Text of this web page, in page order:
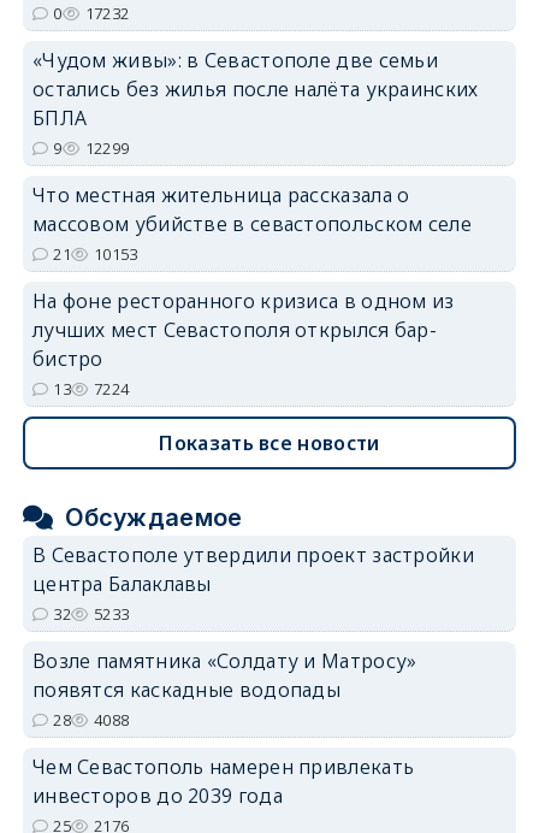
0 17232
«Чудом живы»: в Севастополе две семьи
остались без жилья после налёта украинских
БПЛА
9 12299
Что местная жительница рассказала о
массовом убийстве в севастопольском селе
21 10153
На фоне ресторанного кризиса в одном из
лучших мест Севастополя открылся бар-
бистро
13 7224
Показать все новости
Обсуждаемое
В Севастополе утвердили проект застройки
центра Балаклавы
32 5233
Возле памятника «Солдату и Матросу»
появятся каскадные водопады
28 4088
Чем Севастополь намерен привлекать
инвесторов до 2039 года
25 2176